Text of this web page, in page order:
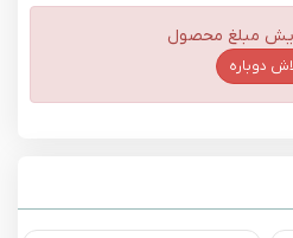
مبلغ محصول
دوباره